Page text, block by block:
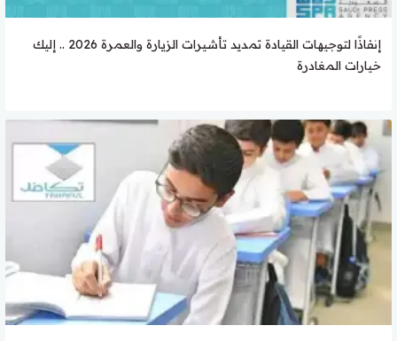
إنفاذًا لتوجيهات القيادة تمديد تأشيرات الزيارة والعمرة 2026 .. إليك
خيارات المغادرة